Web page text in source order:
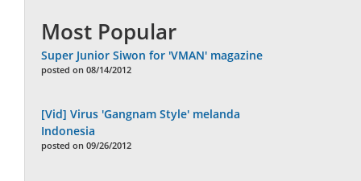
Most Popular
Super Junior Siwon for 'VMAN' magazine
posted on 08/14/2012
[Vid] Virus 'Gangnam Style' melanda
Indonesia
posted on 09/26/2012